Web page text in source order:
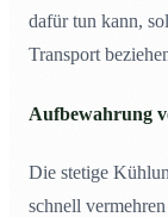
dafür tun kann,
Transport
Aufbewahrung
Die stetige
schnell